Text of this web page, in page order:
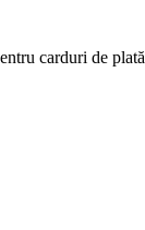
carduri de plată